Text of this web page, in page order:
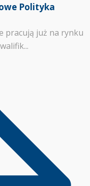
Polityka
pracują już na rynku